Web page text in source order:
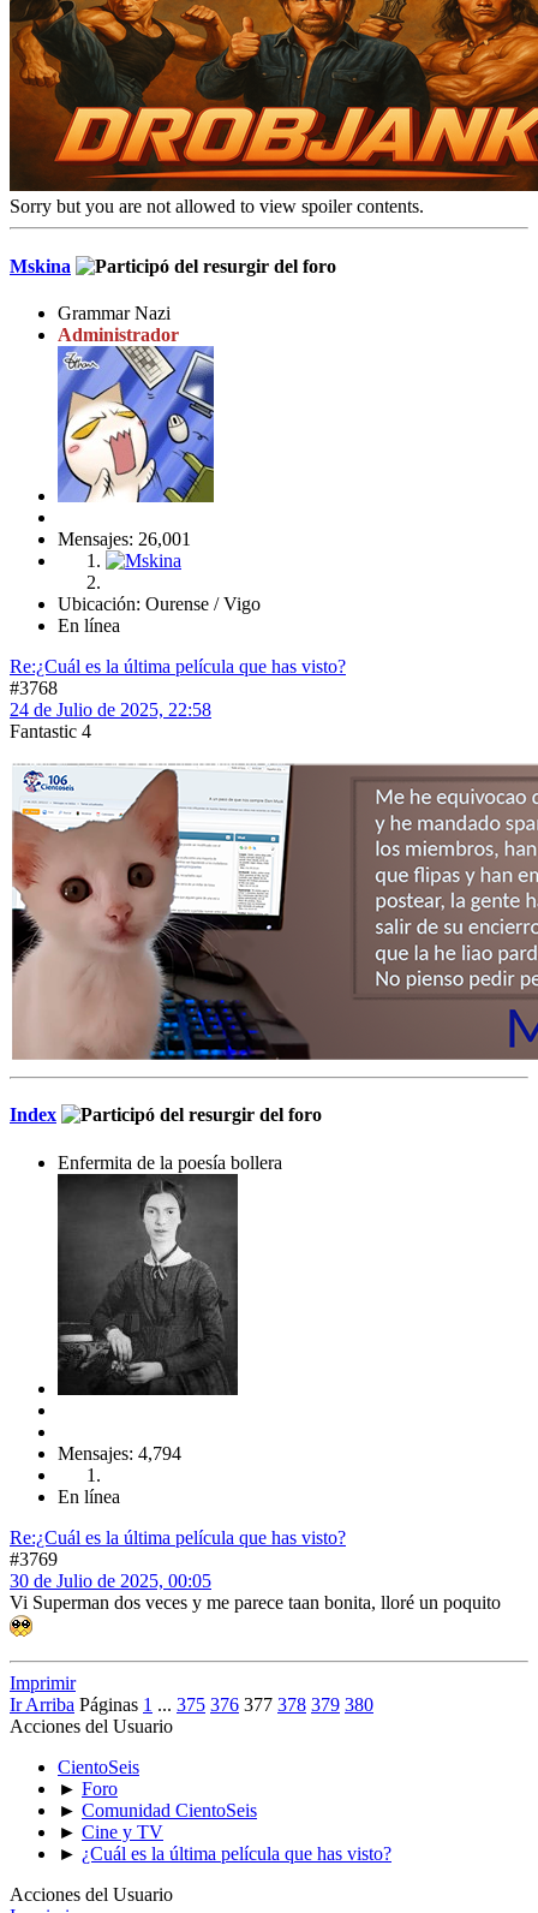
Sorry but you are not allowed to view spoiler contents.
Mskina
Grammar Nazi
Administrador
Mensajes: 26,001
Ubicación: Ourense / Vigo
En línea
Re:¿Cuál es la última película que has visto?
#3768
24 de Julio de 2025, 22:58
Fantastic 4
Index
Enfermita de la poesía bollera
Mensajes: 4,794
En línea
Re:¿Cuál es la última película que has visto?
#3769
30 de Julio de 2025, 00:05
Vi Superman dos veces y me parece taan bonita, lloré un poquito
Imprimir
Ir Arriba Páginas 1 ... 375 376 377 378 379 380
Acciones del Usuario
CientoSeis
► Foro
► Comunidad CientoSeis
► Cine y TV
► ¿Cuál es la última película que has visto?
Acciones del Usuario